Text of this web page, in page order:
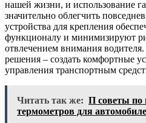
нашей жизни, и использование
значительно облегчить
устройства для крепления
функционалу и минимизируют
отвлечением внимания
решения – создать комфортные
управления транспортным
Читать так же: П советы по
термометров для